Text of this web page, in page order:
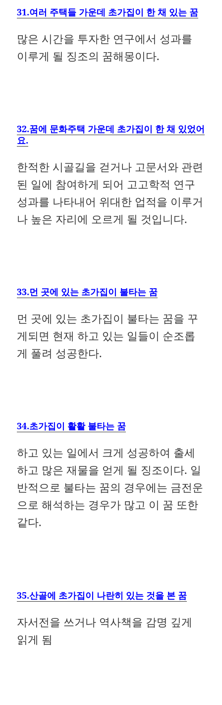
31.여러 주택들 가운데 초가집이 한 채 있는 꿈
많은 시간을 투자한 연구에서 성과를
이루게 될 징조의 꿈해몽이다.
32.꿈에 문화주택 가운데 초가집이 한 채 있었어
요.
한적한 시골길을 걷거나 고문서와 관련
된 일에 참여하게 되어 고고학적 연구
성과를 나타내어 위대한 업적을 이루거
나 높은 자리에 오르게 될 것입니다.
33.먼 곳에 있는 초가집이 불타는 꿈
먼 곳에 있는 초가집이 불타는 꿈을 꾸
게되면 현재 하고 있는 일들이 순조롭
게 풀려 성공한다.
34.초가집이 활활 불타는 꿈
하고 있는 일에서 크게 성공하여 출세
하고 많은 재물을 얻게 될 징조이다. 일
반적으로 불타는 꿈의 경우에는 금전운
으로 해석하는 경우가 많고 이 꿈 또한
같다.
35.산골에 초가집이 나란히 있는 것을 본 꿈
자서전을 쓰거나 역사책을 감명 깊게
읽게 됨